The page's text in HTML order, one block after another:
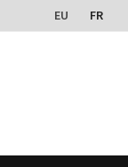
EU FR